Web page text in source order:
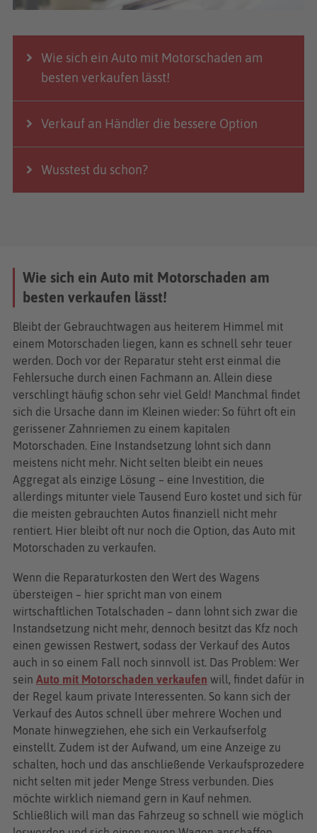
Wie sich ein Auto mit Motorschaden am
besten verkaufen lässt!
Verkauf an Händler die bessere Option
Wusstest du schon?
Wie sich ein Auto mit Motorschaden am
besten verkaufen lässt!
Bleibt der Gebrauchtwagen aus heiterem Himmel mit
einem Motorschaden liegen, kann es schnell sehr teuer
werden. Doch vor der Reparatur steht erst einmal die
Fehlersuche durch einen Fachmann an. Allein diese
verschlingt häufig schon sehr viel Geld! Manchmal findet
sich die Ursache dann im Kleinen wieder: So führt oft ein
gerissener Zahnriemen zu einem kapitalen
Motorschaden. Eine Instandsetzung lohnt sich dann
meistens nicht mehr. Nicht selten bleibt ein neues
Aggregat als einzige Lösung – eine Investition, die
allerdings mitunter viele Tausend Euro kostet und sich für
die meisten gebrauchten Autos finanziell nicht mehr
rentiert. Hier bleibt oft nur noch die Option, das Auto mit
Motorschaden zu verkaufen.
Wenn die Reparaturkosten den Wert des Wagens
übersteigen – hier spricht man von einem
wirtschaftlichen Totalschaden – dann lohnt sich zwar die
Instandsetzung nicht mehr, dennoch besitzt das Kfz noch
einen gewissen Restwert, sodass der Verkauf des Autos
auch in so einem Fall noch sinnvoll ist. Das Problem: Wer
sein Auto mit Motorschaden verkaufen will, findet dafür in
der Regel kaum private Interessenten. So kann sich der
Verkauf des Autos schnell über mehrere Wochen und
Monate hinwegziehen, ehe sich ein Verkaufserfolg
einstellt. Zudem ist der Aufwand, um eine Anzeige zu
schalten, hoch und das anschließende Verkaufsprozedere
nicht selten mit jeder Menge Stress verbunden. Dies
möchte wirklich niemand gern in Kauf nehmen.
Schließlich will man das Fahrzeug so schnell wie möglich